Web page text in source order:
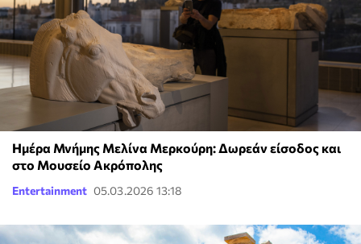
Ημέρα Μνήμης Μελίνα Μερκούρη: Δωρεάν είσοδος και
στο Μουσείο Ακρόπολης
Entertainment 05.03.2026 13:18